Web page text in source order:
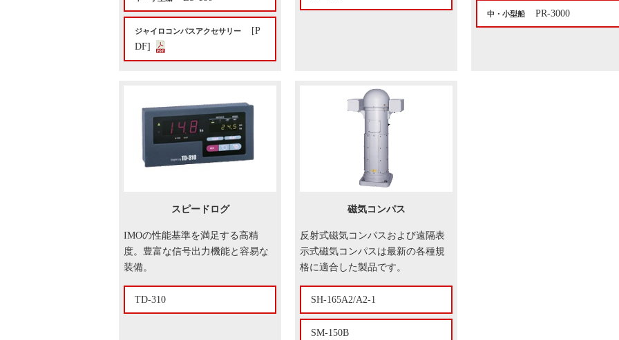
ジャイロコンパスアクセサリー
[P
DF]
中・小型船 PR-3000
スピードログ
IMOの性能基準を満足する高精
度。豊富な信号出力機能と容易な
装備。
TD-310
磁気コンパス
反射式磁気コンパスおよび遠隔表
示式磁気コンパスは最新の各種規
格に適合した製品です。
SH-165A2/A2-1
SM-150B